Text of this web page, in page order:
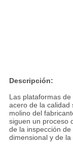
Descripción:
Las plataformas
acero de la calidad
molino del
siguen un proceso
de la inspección
dimensional y de la